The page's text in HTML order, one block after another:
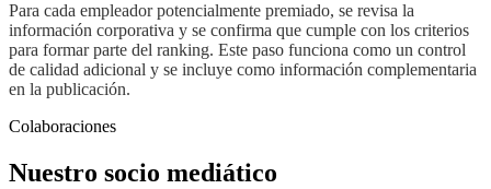
Para cada empleador potencialmente premiado, se revisa la
información corporativa y se confirma que cumple con los criterios
para formar parte del ranking. Este paso funciona como un control
de calidad adicional y se incluye como información complementaria
en la publicación.
Colaboraciones
Nuestro socio mediático